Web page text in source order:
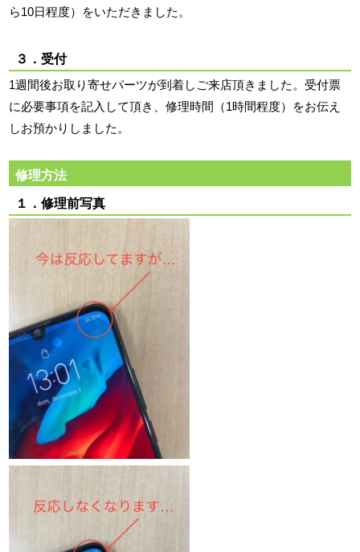
ら10日程度）をいただきました。
３．受付
1週間後お取り寄せパーツが到着しご来店頂きました。受付票
に必要事項を記入して頂き、修理時間（1時間程度）をお伝え
しお預かりしました。
修理方法
１．修理前写真